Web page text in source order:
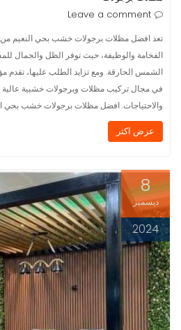
Leave a comment
تعد افضل مظلات برجولات خشب بحي النعيم من
الفخامة والوظيفة، حيث توفر الظل والجمال
الشمس الحارقة. ومع تزايد الطلب عليها، تقدم
في مجال تركيب مظلات وبرجولات خشبية عالية
والاحتياجات. افضل مظلات برجولات خشب بحي
عرض اكثر
8
ديسمبر
2024